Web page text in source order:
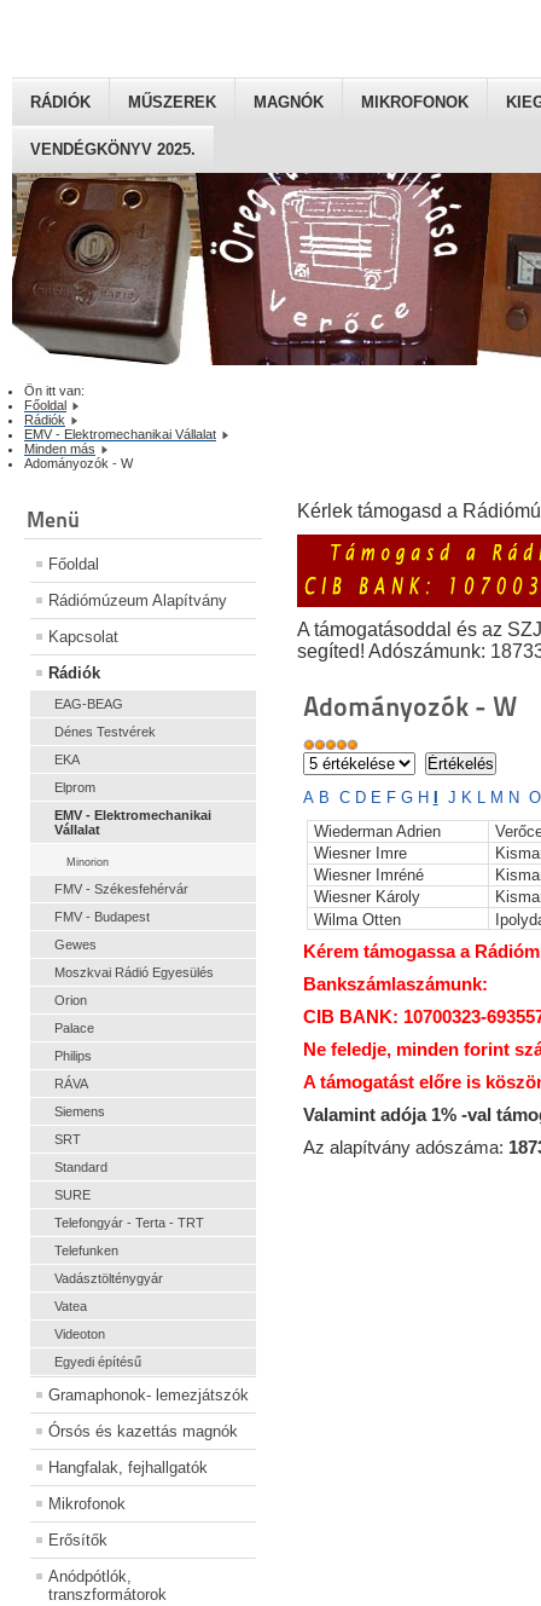
RÁDIÓK MŰSZEREK MAGNÓK MIKROFONOK
VENDÉGKÖNYV 2025.
Ön itt van:
Főoldal
Rádiók
EMV - Elektromechanikai Vállalat
Minden más
Adományozók - W
Menü
Főoldal
Rádiómúzeum Alapítvány
Kapcsolat
Rádiók
EAG-BEAG
Dénes Testvérek
EKA
Elprom
EMV - Elektromechanikai
Vállalat
Minorion
FMV - Székesfehérvár
FMV - Budapest
Gewes
Moszkvai Rádió Egyesülés
Orion
Palace
Philips
RÁVA
Siemens
SRT
Standard
SURE
Telefongyár - Terta - TRT
Telefunken
Vadásztölténygyár
Vatea
Videoton
Egyedi építésű
Gramaphonok- lemezjátszók
Órsós és kazettás magnók
Hangfalak, fejhallgatók
Mikrofonok
Erősítők
Anódpótlók,
transzformátorok
Kérlek támogasd a
A támogatásoddal és az
segíted! Adószámunk:
Adományozók - W
A B C D E F G H J K L M N O
Wiederman Adrien
Wiesner Imre
Wiesner Imréné
Wiesner Károly
Wilma Otten
Kérem támogassa a
Bankszámlaszámunk:
CIB BANK: 10700323-
Ne feledje, minden forint
A támogatást előre is
Valamint adója 1% -val
Az alapítvány adószáma: